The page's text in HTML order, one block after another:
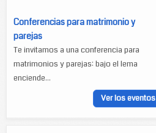
Conferencias para matrimonio y
parejas
Te invitamos a una conferencia para
matrimonios y parejas: bajo el lema
enciende...
Ver los eventos